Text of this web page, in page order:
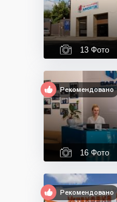
13 Фото
Рекомендовано
16 Фото
Рекомендовано